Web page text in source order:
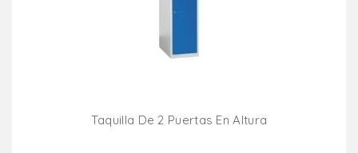
Taquilla De 2 Puertas En Altura